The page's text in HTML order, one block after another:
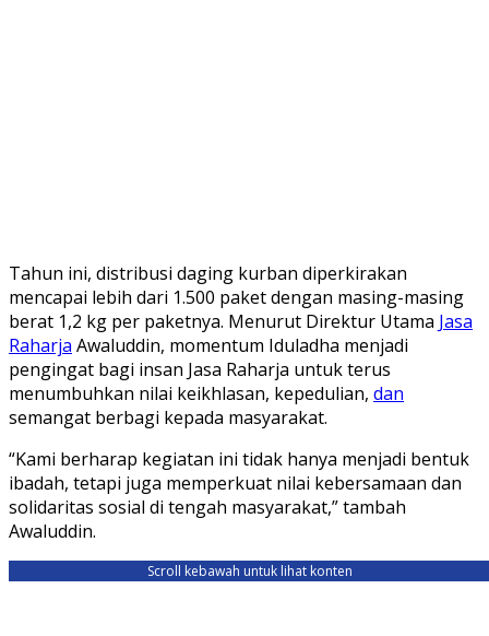
Tahun ini, distribusi daging kurban diperkirakan
mencapai lebih dari 1.500 paket dengan masing-masing
berat 1,2 kg per paketnya. Menurut Direktur Utama Jasa
Raharja Awaluddin, momentum Iduladha menjadi
pengingat bagi insan Jasa Raharja untuk terus
menumbuhkan nilai keikhlasan, kepedulian, dan
semangat berbagi kepada masyarakat.
“Kami berharap kegiatan ini tidak hanya menjadi bentuk
ibadah, tetapi juga memperkuat nilai kebersamaan dan
solidaritas sosial di tengah masyarakat,” tambah
Awaluddin.
Scroll kebawah untuk lihat konten